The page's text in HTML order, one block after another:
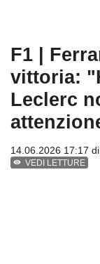
F1 |
vittoria:
Leclerc
14.06.2026 17:17 di
VEDI LETTURE